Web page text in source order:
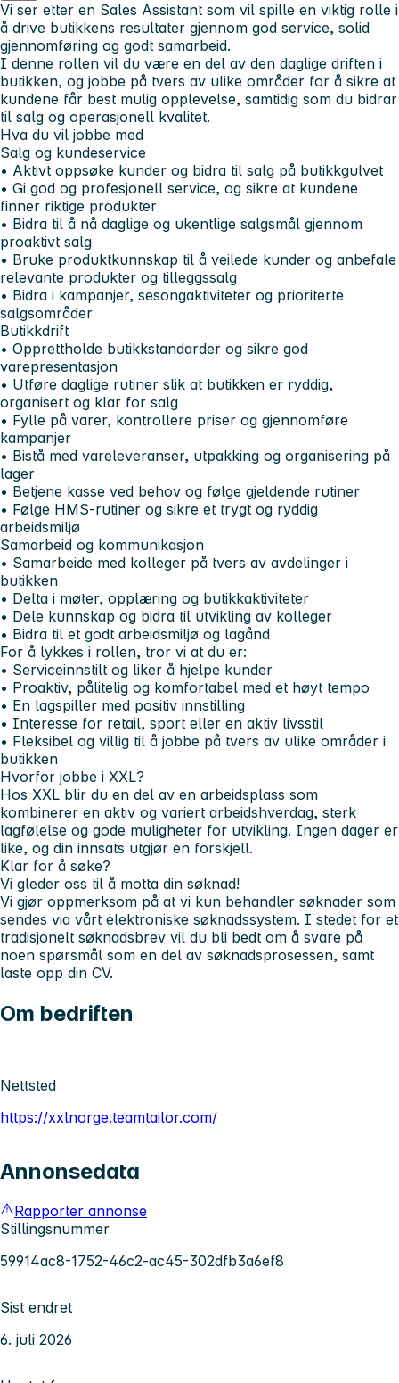
Vi ser etter en Sales Assistant som vil spille en viktig rolle i
å drive butikkens resultater gjennom god service, solid
gjennomføring og godt samarbeid.
I denne rollen vil du være en del av den daglige driften i
butikken, og jobbe på tvers av ulike områder for å sikre at
kundene får best mulig opplevelse, samtidig som du bidrar
til salg og operasjonell kvalitet.
Hva du vil jobbe med
Salg og kundeservice
• Aktivt oppsøke kunder og bidra til salg på butikkgulvet
• Gi god og profesjonell service, og sikre at kundene
finner riktige produkter
• Bidra til å nå daglige og ukentlige salgsmål gjennom
proaktivt salg
• Bruke produktkunnskap til å veilede kunder og anbefale
relevante produkter og tilleggssalg
• Bidra i kampanjer, sesongaktiviteter og prioriterte
salgsområder
Butikkdrift
• Opprettholde butikkstandarder og sikre god
varepresentasjon
• Utføre daglige rutiner slik at butikken er ryddig,
organisert og klar for salg
• Fylle på varer, kontrollere priser og gjennomføre
kampanjer
• Bistå med vareleveranser, utpakking og organisering på
lager
• Betjene kasse ved behov og følge gjeldende rutiner
• Følge HMS-rutiner og sikre et trygt og ryddig
arbeidsmiljø
Samarbeid og kommunikasjon
• Samarbeide med kolleger på tvers av avdelinger i
butikken
• Delta i møter, opplæring og butikkaktiviteter
• Dele kunnskap og bidra til utvikling av kolleger
• Bidra til et godt arbeidsmiljø og lagånd
For å lykkes i rollen, tror vi at du er:
• Serviceinnstilt og liker å hjelpe kunder
• Proaktiv, pålitelig og komfortabel med et høyt tempo
• En lagspiller med positiv innstilling
• Interesse for retail, sport eller en aktiv livsstil
• Fleksibel og villig til å jobbe på tvers av ulike områder i
butikken
Hvorfor jobbe i XXL?
Hos XXL blir du en del av en arbeidsplass som
kombinerer en aktiv og variert arbeidshverdag, sterk
lagfølelse og gode muligheter for utvikling. Ingen dager er
like, og din innsats utgjør en forskjell.
Klar for å søke?
Vi gleder oss til å motta din søknad!
Vi gjør oppmerksom på at vi kun behandler søknader som
sendes via vårt elektroniske søknadssystem. I stedet for et
tradisjonelt søknadsbrev vil du bli bedt om å svare på
noen spørsmål som en del av søknadsprosessen, samt
laste opp din CV.
Om bedriften
Nettsted
https://xxlnorge.teamtailor.com/
Annonsedata
Rapporter annonse
Stillingsnummer
59914ac8-1752-46c2-ac45-302dfb3a6ef8
Sist endret
6. juli 2026